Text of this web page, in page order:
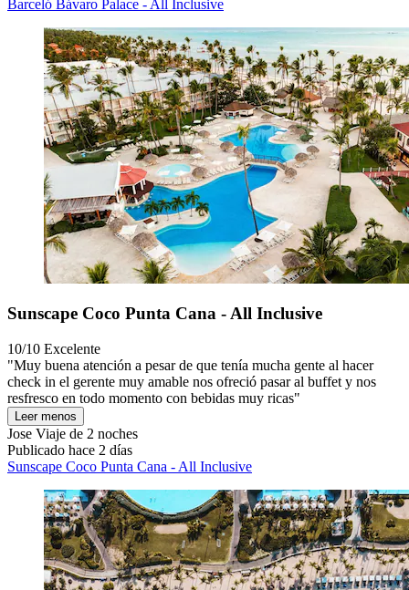
Barceló Bávaro Palace - All Inclusive
Sunscape Coco Punta Cana - All Inclusive
10/10 Excelente
"Muy buena atención a pesar de que tenía mucha gente al hacer
check in el gerente muy amable nos ofreció pasar al buffet y nos
resfresco en todo momento con bebidas muy ricas"
Leer menos
Jose Viaje de 2 noches
Publicado hace 2 días
Sunscape Coco Punta Cana - All Inclusive